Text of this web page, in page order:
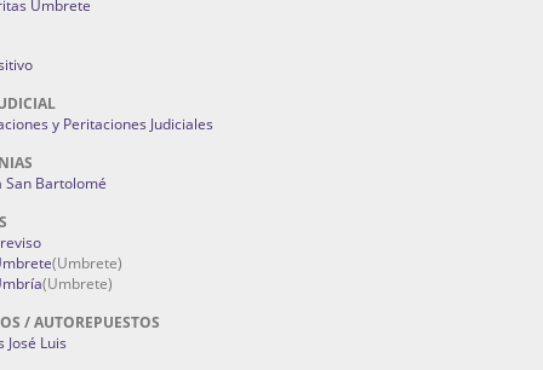
Umbrete
y Peritaciones Judiciales
San Bartolomé
(Umbrete)
(Umbrete)
/ AUTOREPUESTOS
José Luis